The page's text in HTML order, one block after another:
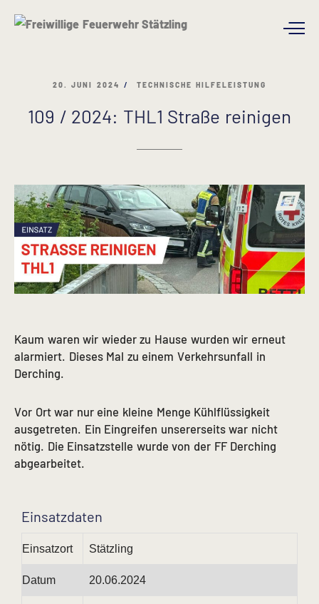
20. JUNI 2024 TECHNISCHE HILFELEISTUNG
109 / 2024: THL1 Straße reinigen
Kaum waren wir wieder zu Hause wurden wir erneut
alarmiert. Dieses Mal zu einem Verkehrsunfall in
Derching.
Vor Ort war nur eine kleine Menge Kühlflüssigkeit
ausgetreten. Ein Eingreifen unsererseits war nicht
nötig. Die Einsatzstelle wurde von der FF Derching
abgearbeitet.
Einsatzdaten
Einsatzort Stätzling
Datum 20.06.2024